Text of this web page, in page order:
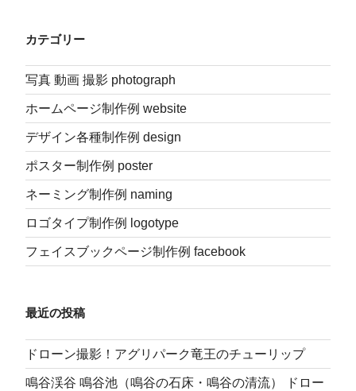
シ
ョ
ン
カテゴリー
写真 動画 撮影 photograph
ホームページ制作例 website
デザイン各種制作例 design
ポスター制作例 poster
ネーミング制作例 naming
ロゴタイプ制作例 logotype
フェイスブックページ制作例 facebook
最近の投稿
ドローン撮影！アグリパーク竜王のチューリップ
鳴谷渓谷 鳴谷池（鳴谷の石床・鳴谷の清流） ドロー